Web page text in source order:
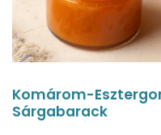
Komárom-
Sárgabarack